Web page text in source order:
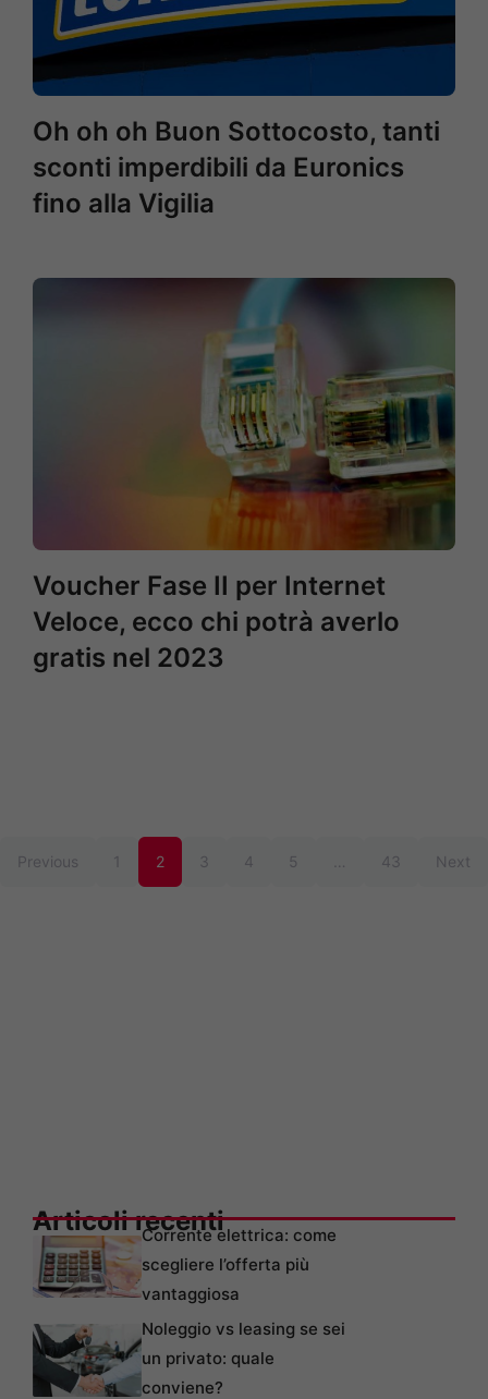
Oh oh oh Buon Sottocosto, tanti
sconti imperdibili da Euronics
fino alla Vigilia
Voucher Fase II per Internet
Veloce, ecco chi potrà averlo
gratis nel 2023
Previous 1 2 3 4 5 43 Next
Articoli recentiCorrente elettrica: come
scegliere l’offerta più
vantaggiosa
Noleggio vs leasing se sei
un privato: quale
conviene?